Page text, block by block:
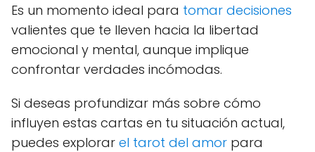
Es un momento ideal para tomar decisiones
valientes que te lleven hacia la libertad
emocional y mental, aunque implique
confrontar verdades incómodas.
Si deseas profundizar más sobre cómo
influyen estas cartas en tu situación actual,
puedes explorar el tarot del amor para